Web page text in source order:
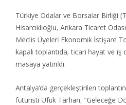
Türkiye Odalar ve Borsalar Birliği
Hisarcıklıoğlu, Ankara Ticaret
Meclis Üyeleri Ekonomik İstişare
kapalı toplantıda, ticari hayat ve iş
masaya yatırıldı.​
Antalya’da gerçekleştirilen
fütüristi Ufuk Tarhan, “Geleceğe